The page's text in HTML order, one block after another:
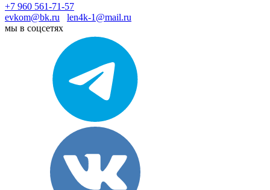
+7 960 561-71-57
evkom@bk.ru
len4k-1@mail.ru
мы в соцсетях